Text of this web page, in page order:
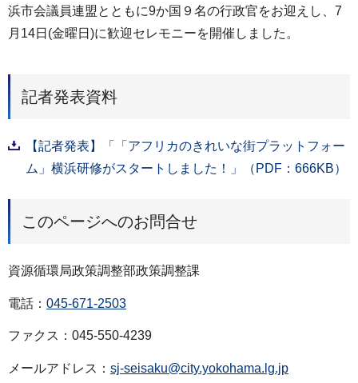
浜市会議員連盟とともに9か国９名の行政官をお迎えし、7
月14日(金曜日)に歓迎セレモニーを開催しました。
記者発表資料
【記者発表】「「アフリカのきれいな街プラットフォー
ム」横浜研修がスタートしました！」（PDF：666KB）
このページへのお問合せ
資源循環局政策調整部政策調整課
電話： 045-671-2503
ファクス：045-550-4239
メールアドレス： sj-seisaku@city.yokohama.lg.jp